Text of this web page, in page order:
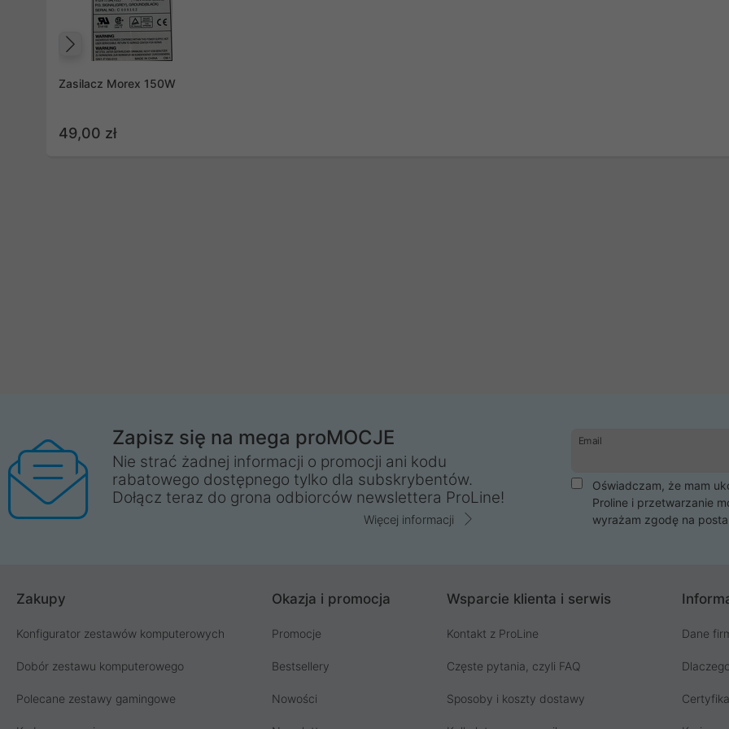
Zasilacz Morex 150W
49,00 zł
Poprzedni
Zapisz się na mega proMOCJE
Nie strać żadnej informacji o promocji ani kodu
rabatowego dostępnego tylko dla subskrybentów.
Dołącz teraz do grona odbiorców newslettera ProLine!
Więcej informacji
Email
Oświadczam, że mam
Proline i przetwarzanie
wyrażam zgodę na
Zakupy
Konfigurator zestawów komputerowych
Dobór zestawu komputerowego
Polecane zestawy gamingowe
Okazja i promocja
Promocje
Bestsellery
Nowości
Wsparcie klienta i serwis
Kontakt z ProLine
Częste pytania, czyli FAQ
Sposoby i koszty dostawy
Dane